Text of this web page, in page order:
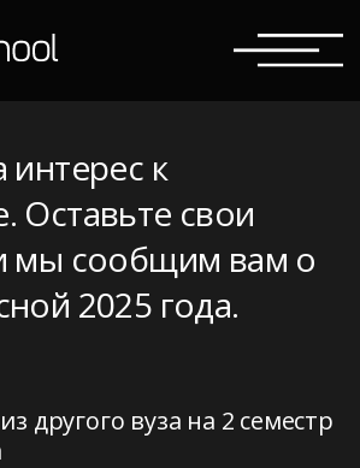
интерес к
Оставьте свои
мы сообщим вам о
2025 года.
другого вуза на 2 семестр